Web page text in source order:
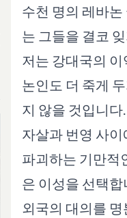
수천 명의 레바
는 그들을 결코
저는 강대국의
논인도 더 죽게
지 않을 것입니다.
자살과 번영 사
파괴하는 기만적
은 이성을 선택합
외국의 대의를